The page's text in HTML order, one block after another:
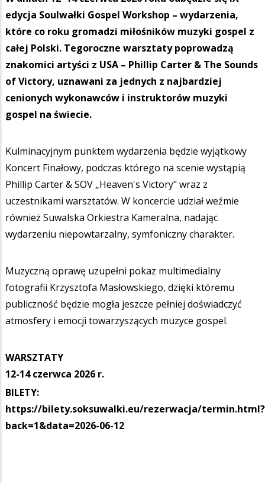
edycja Soulwałki Gospel Workshop – wydarzenia,
które co roku gromadzi miłośników muzyki gospel z
całej Polski. Tegoroczne warsztaty poprowadzą
znakomici artyści z USA – Phillip Carter & The Sounds
of Victory, uznawani za jednych z najbardziej
cenionych wykonawców i instruktorów muzyki
gospel na świecie.
Kulminacyjnym punktem wydarzenia będzie wyjątkowy
Koncert Finałowy, podczas którego na scenie wystąpią
Phillip Carter & SOV „Heaven's Victory" wraz z
uczestnikami warsztatów. W koncercie udział weźmie
również Suwalska Orkiestra Kameralna, nadając
wydarzeniu niepowtarzalny, symfoniczny charakter.
Muzyczną oprawę uzupełni pokaz multimedialny
fotografii Krzysztofa Masłowskiego, dzięki któremu
publiczność będzie mogła jeszcze pełniej doświadczyć
atmosfery i emocji towarzyszących muzyce gospel.
WARSZTATY
12-14 czerwca 2026 r.
BILETY:
https://bilety.soksuwalki.eu/rezerwacja/termin.html?
back=1&data=2026-06-12